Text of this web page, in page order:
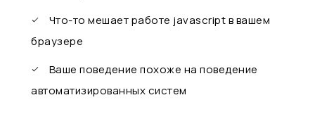
Что-то мешает работе javascript в вашем
браузере
Ваше поведение похоже на поведение
автоматизированных систем